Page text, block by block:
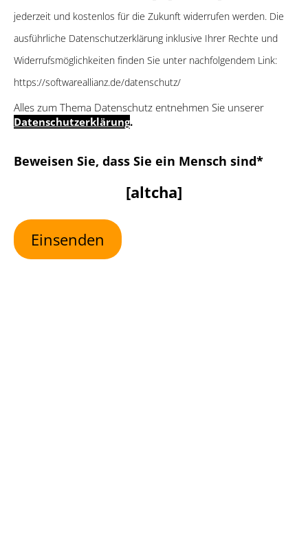
jederzeit und kostenlos für die Zukunft widerrufen werden. Die
ausführliche Datenschutzerklärung inklusive Ihrer Rechte und
Widerrufsmöglichkeiten finden Sie unter nachfolgendem Link:
https://softwareallianz.de/datenschutz/
Alles zum Thema Datenschutz entnehmen Sie unserer
Datenschutzerklärung.
Bitte lasse dieses Feld
Beweisen Sie, dass Sie ein Mensch sind*
[altcha]